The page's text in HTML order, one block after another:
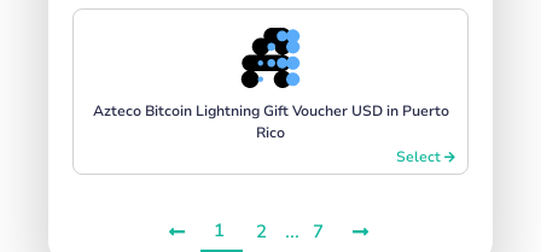
Azteco Bitcoin Lightning Gift Voucher USD in Puerto
Rico
Select
1 2 ... 7